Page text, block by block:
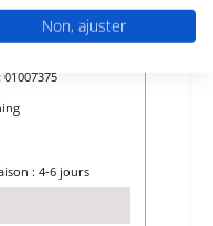
arrière
01007375
:
: 4-6 jours
Non, ajuster